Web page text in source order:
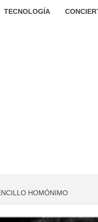
TECNOLOGÍA
HOMÓNIMO